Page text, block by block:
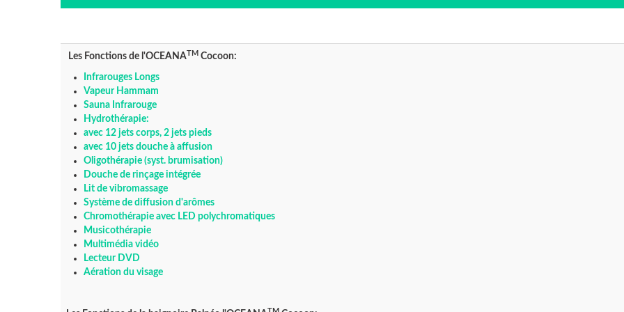
Les Fonctions de l'OCEANA TM Cocoon:
Infrarouges Longs
Vapeur Hammam
Sauna Infrarouge
Hydrothérapie:
avec 12 jets corps, 2 jets pieds
avec 10 jets douche à affusion
Oligothérapie (syst. brumisation)
Douche de rinçage intégrée
Lit de vibromassage
Système de diffusion d'arômes
Chromothérapie avec LED polychromatiques
Musicothérapie
Multimédia vidéo
Lecteur DVD
Aération du visage